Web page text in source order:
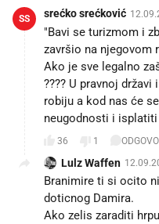
SS srećko srećković
"Bavi se turizmom i
završio na njegovom
Ako je sve legalno
???? U pravnoj
robiju a kod nas će
neugodnosti i
36 1
Lulz Waffen
Branimire ti si ocito
doticnog Damira.
Ako zelis zaraditi